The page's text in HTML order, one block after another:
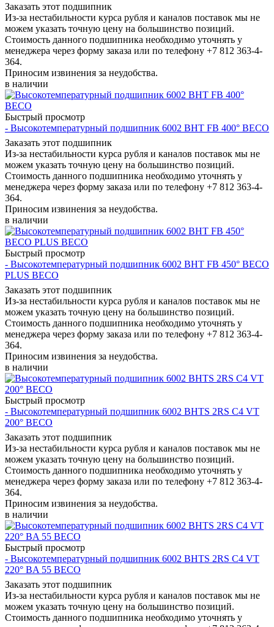
Заказать этот подшипник
Из-за нестабильности курса рубля и каналов поставок мы не
можем указать точную цену на большинство позиций.
Стоимость данного подшипника необходимо уточнять у
менеджера через форму заказа или по телефону +7 812 363-4-
364.
Приносим извинения за неудобства.
в наличии
Быстрый просмотр
- Высокотемпературный подшипник 6002 BHT FB 400° BECO
Заказать этот подшипник
Из-за нестабильности курса рубля и каналов поставок мы не
можем указать точную цену на большинство позиций.
Стоимость данного подшипника необходимо уточнять у
менеджера через форму заказа или по телефону +7 812 363-4-
364.
Приносим извинения за неудобства.
в наличии
Быстрый просмотр
- Высокотемпературный подшипник 6002 BHT FB 450° BЕСО
PLUS BECO
Заказать этот подшипник
Из-за нестабильности курса рубля и каналов поставок мы не
можем указать точную цену на большинство позиций.
Стоимость данного подшипника необходимо уточнять у
менеджера через форму заказа или по телефону +7 812 363-4-
364.
Приносим извинения за неудобства.
в наличии
Быстрый просмотр
- Высокотемпературный подшипник 6002 BHTS 2RS C4 VT
200° BECO
Заказать этот подшипник
Из-за нестабильности курса рубля и каналов поставок мы не
можем указать точную цену на большинство позиций.
Стоимость данного подшипника необходимо уточнять у
менеджера через форму заказа или по телефону +7 812 363-4-
364.
Приносим извинения за неудобства.
в наличии
Быстрый просмотр
- Высокотемпературный подшипник 6002 BHTS 2RS C4 VT
220° BA 55 BECO
Заказать этот подшипник
Из-за нестабильности курса рубля и каналов поставок мы не
можем указать точную цену на большинство позиций.
Стоимость данного подшипника необходимо уточнять у